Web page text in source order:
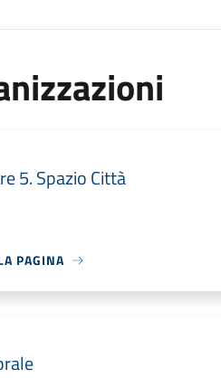
5. Spazio Città
PAGINA